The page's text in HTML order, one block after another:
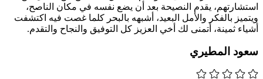
استشارتهم، يقدم النصيحة بعد أن يضع نفسه في مكان الناصح،
ويتميز بالفكر والأمل البعيد، أشبهه بالبحر كلما غصت فيه اكتشفت
أشياء ثمينة، أتمنى لك أخي العزيز كل التوفيق والنجاح والتقدم.
سعود المطيري